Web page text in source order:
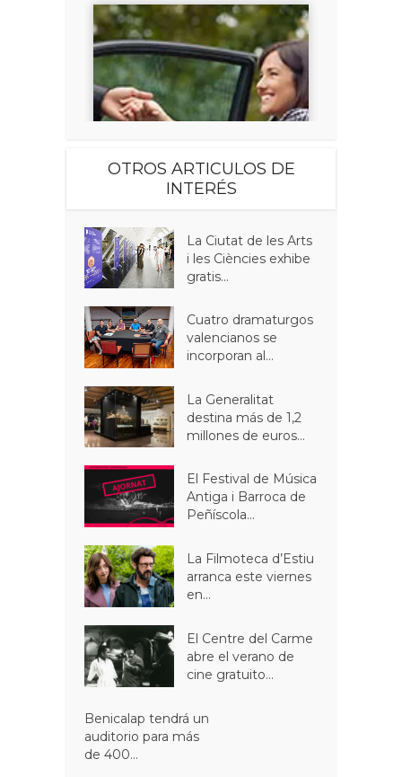
OTROS ARTICULOS DE
INTERÉS
La Ciutat de les Arts
i les Ciències exhibe
gratis...
Cuatro dramaturgos
valencianos se
incorporan al...
La Generalitat
destina más de 1,2
millones de euros...
El Festival de Música
Antiga i Barroca de
Peñíscola...
La Filmoteca d’Estiu
arranca este viernes
en...
El Centre del Carme
abre el verano de
cine gratuito...
Benicalap tendrá un
auditorio para más
de 400...